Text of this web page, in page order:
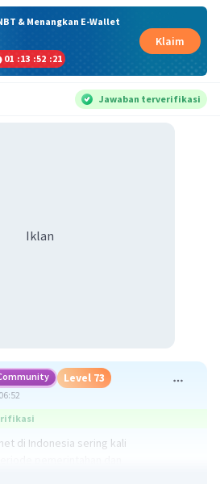
& Menangkan E-Wallet
01 :13 :52 :20
Klaim
Jawaban terverifikasi
Iklan
Level 73
di Indonesia sering kali